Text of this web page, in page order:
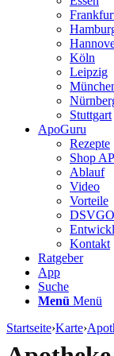
Köln
Leipzig
Stuttgart
ApoGuru
Rezepte
Shop
Ablauf
Video
Vorteile
DSVGO
Kontakt
Ratgeber
App
Suche
Menü Menü
Startseite›Karte›